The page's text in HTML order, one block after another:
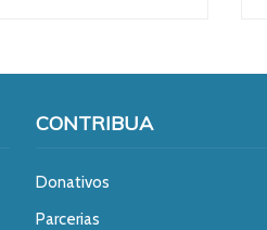
CONTRIBUA
Donativos
Parcerias